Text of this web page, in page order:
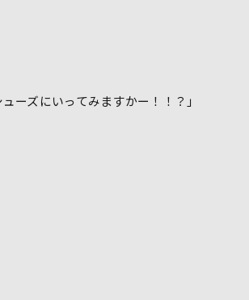
ューズにいってみますかー！！？」